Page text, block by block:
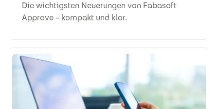
Die wichtigsten Neuerungen von Fabasoft
Approve – kompakt und klar.